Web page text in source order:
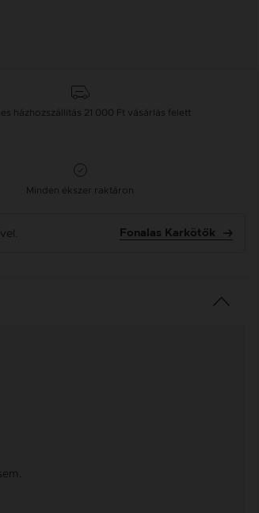
házhozszállítás 21 000 Ft vásárlás felett
Minden ékszer raktáron
Fonalas Karkötők